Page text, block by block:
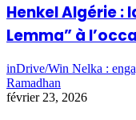
Henkel Algérie :
Lemma” à
inDrive/Win Nelka :
Ramadhan
février 23, 2026